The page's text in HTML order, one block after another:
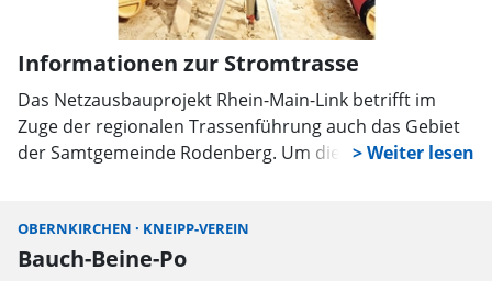
Informationen zur Stromtrasse
Das Netzausbauprojekt Rhein-Main-Link betrifft im
Zuge der regionalen Trassenführung auch das Gebiet
der Samtgemeinde Rodenberg. Um die Bürger
für den 18. August zu einer Informationsveranstaltung
in die Gemeinde Pohle ein.
OBERNKIRCHEN KNEIPP-VEREIN
Bauch-Beine-Po